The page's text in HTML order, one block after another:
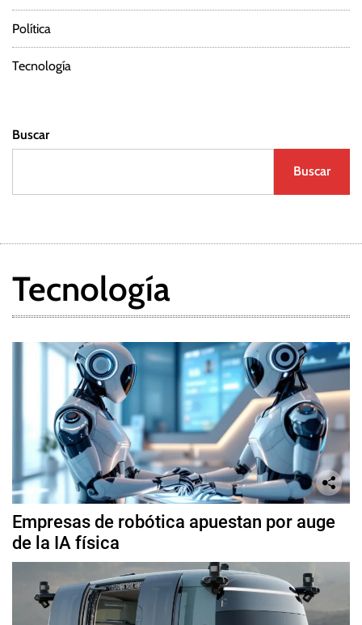
Política
Tecnología
Buscar
Buscar
Tecnología
Empresas de robótica apuestan por auge
de la IA física